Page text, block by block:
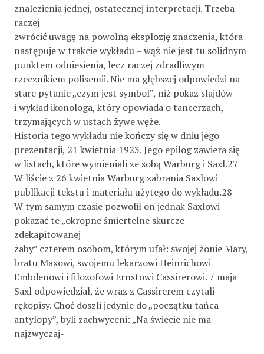
znalezienia jednej, ostatecznej interpretacji. Trzeba
raczej
zwrócić uwagę na powolną eksplozję znaczenia, która
następuje w trakcie wykładu – wąż nie jest tu solidnym
punktem odniesienia, lecz raczej zdradliwym
rzecznikiem polisemii. Nie ma głębszej odpowiedzi na
stare pytanie „czym jest symbol”, niż pokaz slajdów
i wykład ikonologa, który opowiada o tancerzach,
trzymających w ustach żywe węże.
Historia tego wykładu nie kończy się w dniu jego
prezentacji, 21 kwietnia 1923. Jego epilog zawiera się
w listach, które wymieniali ze sobą Warburg i Saxl.27
W liście z 26 kwietnia Warburg zabrania Saxlowi
publikacji tekstu i materiału użytego do wykładu.28
W tym samym czasie pozwolił on jednak Saxlowi
pokazać te „okropne śmiertelne skurcze
zdekapitowanej
żaby” czterem osobom, którym ufał: swojej żonie Mary,
bratu Maxowi, swojemu lekarzowi Heinrichowi
Embdenowi i filozofowi Ernstowi Cassirerowi. 7 maja
Saxl odpowiedział, że wraz z Cassirerem czytali
rękopisy. Choć doszli jedynie do „początku tańca
antylopy”, byli zachwyceni: „Na świecie nie ma
najzwyczaj-